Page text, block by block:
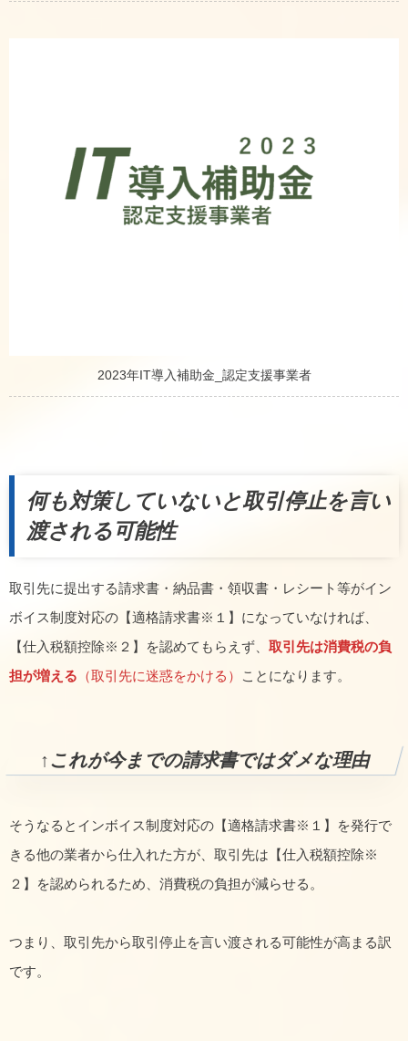
2023年IT導入補助金_認定支援事業者
何も対策していないと取引停止を言い
渡される可能性
取引先に提出する請求書・納品書・領収書・レシート等がイン
ボイス制度対応の【適格請求書※１】になっていなければ、
【仕入税額控除※２】を認めてもらえず、 取引先は消費税の負
担が増える （取引先に迷惑をかける） ことになります。
↑これが今までの請求書ではダメな理由
そうなるとインボイス制度対応の【適格請求書※１】を発行で
きる他の業者から仕入れた方が、取引先は【仕入税額控除※
２】を認められるため、消費税の負担が減らせる。
つまり、取引先から取引停止を言い渡される可能性が高まる訳
です。